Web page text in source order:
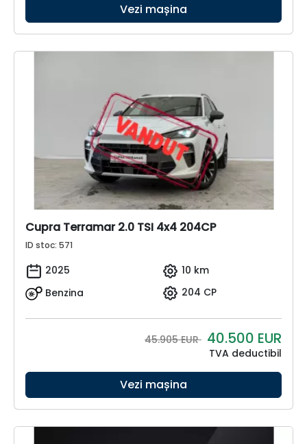
Vezi mașina
Cupra Terramar 2.0 TSI 4x4 204CP
ID stoc: 571
2025
10 km
Benzina
204 CP
45.905 EUR 40.500 EUR
TVA deductibil
Vezi mașina